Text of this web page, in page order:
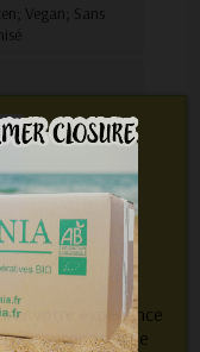
votre expérience
proposés de
Vegan; Sans
doublé agréé